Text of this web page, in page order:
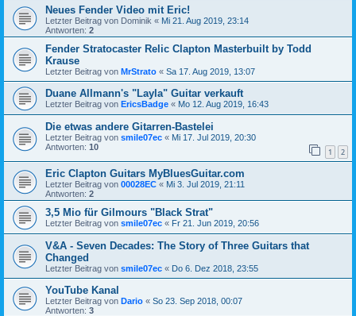
Neues Fender Video mit Eric!
Letzter Beitrag von Dominik « Mi 21. Aug 2019, 23:14
Antworten: 2
Fender Stratocaster Relic Clapton Masterbuilt by Todd
Krause
Letzter Beitrag von MrStrato « Sa 17. Aug 2019, 13:07
Duane Allmann's "Layla" Guitar verkauft
Letzter Beitrag von EricsBadge « Mo 12. Aug 2019, 16:43
Die etwas andere Gitarren-Bastelei
Letzter Beitrag von smile07ec « Mi 17. Jul 2019, 20:30
Antworten: 10 1 2
Eric Clapton Guitars MyBluesGuitar.com
Letzter Beitrag von 00028EC « Mi 3. Jul 2019, 21:11
Antworten: 2
3,5 Mio für Gilmours "Black Strat"
Letzter Beitrag von smile07ec « Fr 21. Jun 2019, 20:56
V&A - Seven Decades: The Story of Three Guitars that
Changed
Letzter Beitrag von smile07ec « Do 6. Dez 2018, 23:55
YouTube Kanal
Letzter Beitrag von Dario « So 23. Sep 2018, 00:07
Antworten: 3